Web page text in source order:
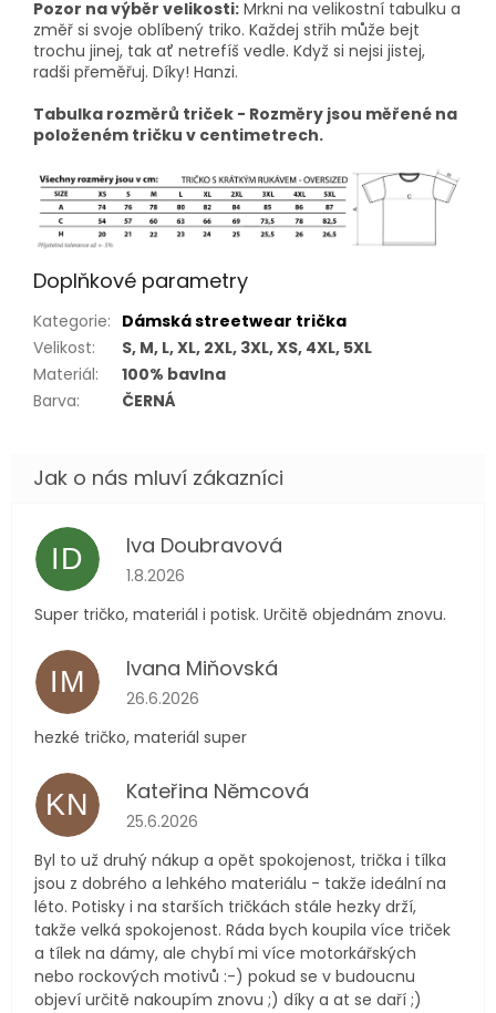
Pozor na výběr velikosti: Mrkni na velikostní tabulku a
změř si svoje oblíbený triko. Každej střih může bejt
trochu jinej, tak ať netrefíš vedle. Když si nejsi jistej,
radši přeměřuj. Díky! Hanzi.
Tabulka rozměrů triček - Rozměry jsou měřené na
položeném tričku v centimetrech.
Doplňkové parametry
Kategorie: Dámská streetwear trička
Velikost:
S, M, L, XL, 2XL, 3XL, XS, 4XL, 5XL
Materiál:
100% bavlna
Barva: ČERNÁ
ID Iva Doubravová
Hodnocení obchodu je 5 z 5 hvězdiček.
1.8.2026
Super tričko, materiál i potisk. Určitě objednám znovu.
IM Ivana Miňovská
Hodnocení obchodu je 5 z 5 hvězdiček.
26.6.2026
hezké tričko, materiál super
KN Kateřina Němcová
Hodnocení obchodu je 5 z 5 hvězdiček.
25.6.2026
Byl to už druhý nákup a opět spokojenost, trička i tílka
jsou z dobrého a lehkého materiálu - takže ideální na
léto. Potisky i na starších tričkách stále hezky drží,
takže velká spokojenost. Ráda bych koupila více triček
a tílek na dámy, ale chybí mi více motorkářských
nebo rockových motivů :-) pokud se v budoucnu
objeví určitě nakoupím znovu ;) díky a at se daří ;)